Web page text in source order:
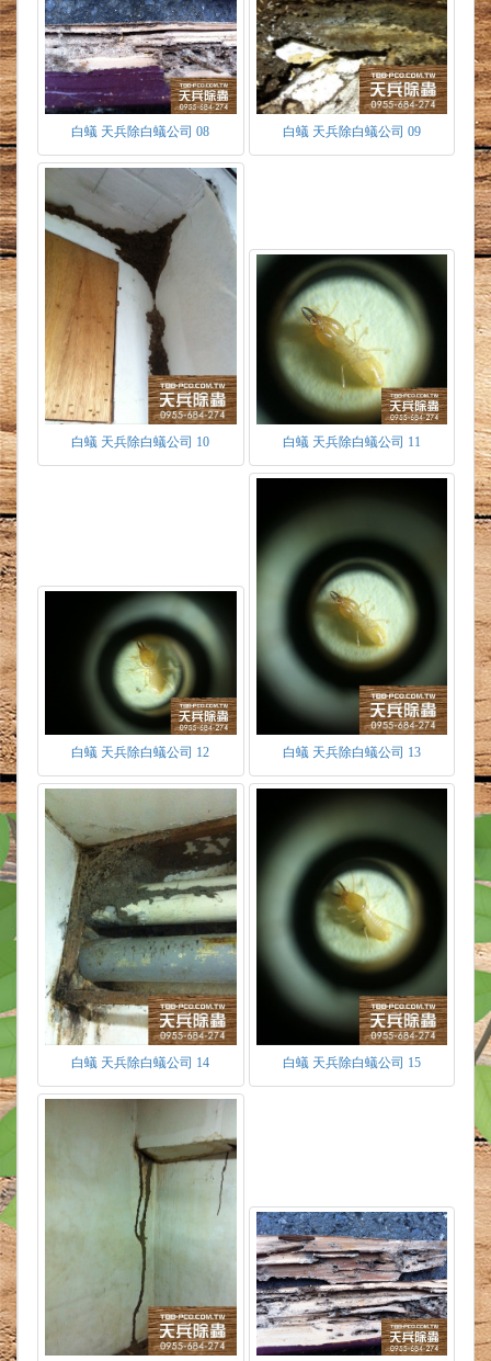
交配後蟻后腹部增大可長至5公分。首批產卵率
不高，主要以生產工蟻為主，約三個月時間當工
蟻發育成熟能照顧蟻后時，便開始大約提高產
率。壽命約10至30年，當原始蟻王蟻后死亡
後，才由短翅及無翅蟻王蟻后替補。
非生殖型：
兵蟻：頭呈紅褐色為主要特徵，具有內灣之
大顎用於鉗咬、撕裂外來敵人 ，具有分泌刺激
性化學物質－蟻酸。在族群數量中僅次於工蟻，
主要用於保護族群。另外作用與蟻后相同，會分
泌出抑制費洛蒙，用於控制幼蟲發育為何種成
工蟻：為族群內數量最多之蟻種，因數量最
多為防治白蟻中主要的媒介之一，主要的作用為
開路做蟻道、取食、餵食族群內所有蟻種、築
巢、清掃、搬運等各項繁雜的工作。
白蟻的生存環境：
白蟻的習性喜愛陰暗、潮濕、怕震動，巢穴
主要築於室外深處、室內不易發現之陰暗處或是
長時間無碰觸之木材內。經由建築物裂縫、電線
管路由蟻酸破壞，四處開築蟻道來擴散，直達各
處以方便取食。
食物來源－纖維質，如枯木、溼度含量過高
之木材，報章雜誌等。會由纖維質較軟之食材優
先取食，纖維質由工蟻取食後，經腸道共生細胞
分解成纖維素、葡萄糖，再由口或腸道末排出餵
巢穴主要用來隱藏、保護白蟻，連接主巢、
白蟻 天兵除白蟻公司 08 白蟻 天兵除白蟻公司 09
白蟻 天兵除白蟻公司 10 白蟻 天兵除白蟻公司 11
白蟻 天兵除白蟻公司 12 白蟻 天兵除白蟻公司 13
白蟻 天兵除白蟻公司 14 白蟻 天兵除白蟻公司 15